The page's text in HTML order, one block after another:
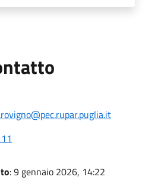
: 9 gennaio 2026, 14:22